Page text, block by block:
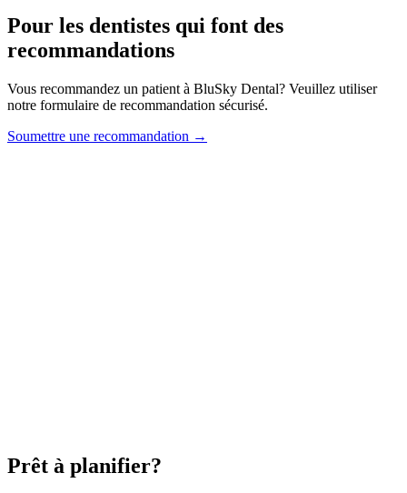
Pour les dentistes qui font des
recommandations
Vous recommandez un patient à BluSky Dental? Veuillez utiliser
notre formulaire de recommandation sécurisé.
Soumettre une recommandation →
Prêt à planifier?